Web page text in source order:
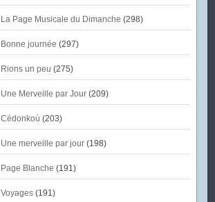
La Page Musicale du Dimanche (298)
Bonne journée (297)
Rions un peu (275)
Une Merveille par Jour(209)
Cédonkoù (203)
Une merveille par jour(198)
Page Blanche (191)
Voyages(191)